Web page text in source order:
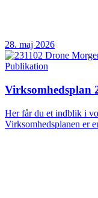
28. maj 2026
Publikation
Virksomhedsplan
Her får du et indblik i
Virksomhedsplanen er